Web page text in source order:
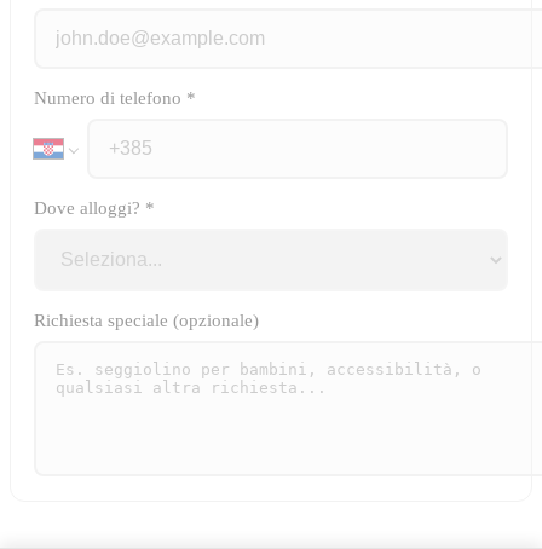
Numero di telefono *
Dove alloggi? *
Richiesta speciale (opzionale)